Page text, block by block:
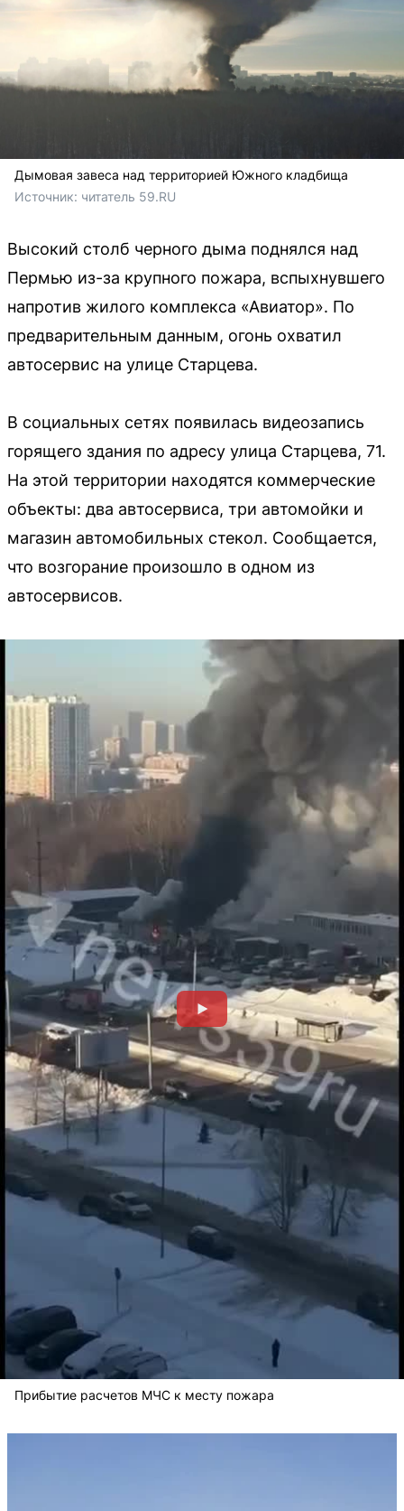
Дымовая завеса над территорией Южного кладбища
Источник: читатель 59.RU
Высокий столб черного дыма поднялся над
Пермью из-за крупного пожара, вспыхнувшего
напротив жилого комплекса «Авиатор». По
предварительным данным, огонь охватил
автосервис на улице Старцева.
В социальных сетях появилась видеозапись
горящего здания по адресу улица Старцева, 71.
На этой территории находятся коммерческие
объекты: два автосервиса, три автомойки и
магазин автомобильных стекол. Сообщается,
что возгорание произошло в одном из
автосервисов.
Прибытие расчетов МЧС к месту пожара